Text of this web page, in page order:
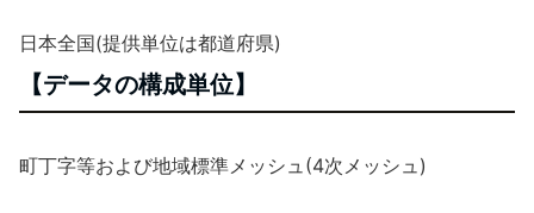
日本全国(提供単位は都道府県)
【データの構成単位】
町丁字等および地域標準メッシュ(4次メッシュ)